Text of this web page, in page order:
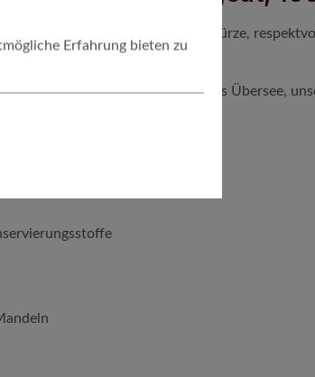
kombinierte Gewürze,
guten Schuss Rum aus Übersee,
Schmelz.
Erfahrung bieten zu